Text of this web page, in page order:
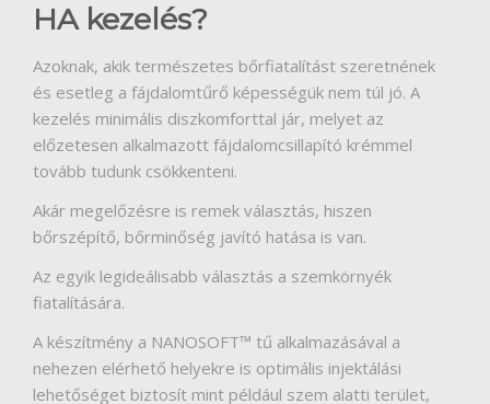
HA kezelés?
Azoknak, akik természetes bőrfiatalítást szeretnének
és esetleg a fájdalomtűrő képességük nem túl jó. A
kezelés minimális diszkomforttal jár, melyet az
előzetesen alkalmazott fájdalomcsillapító krémmel
tovább tudunk csökkenteni.
Akár megelőzésre is remek választás, hiszen
bőrszépítő, bőrminőség javító hatása is van.
Az egyik legideálisabb választás a szemkörnyék
fiatalítására.
A készítmény a NANOSOFT™ tű alkalmazásával a
nehezen elérhető helyekre is optimális injektálási
lehetőséget biztosít mint például szem alatti terület,